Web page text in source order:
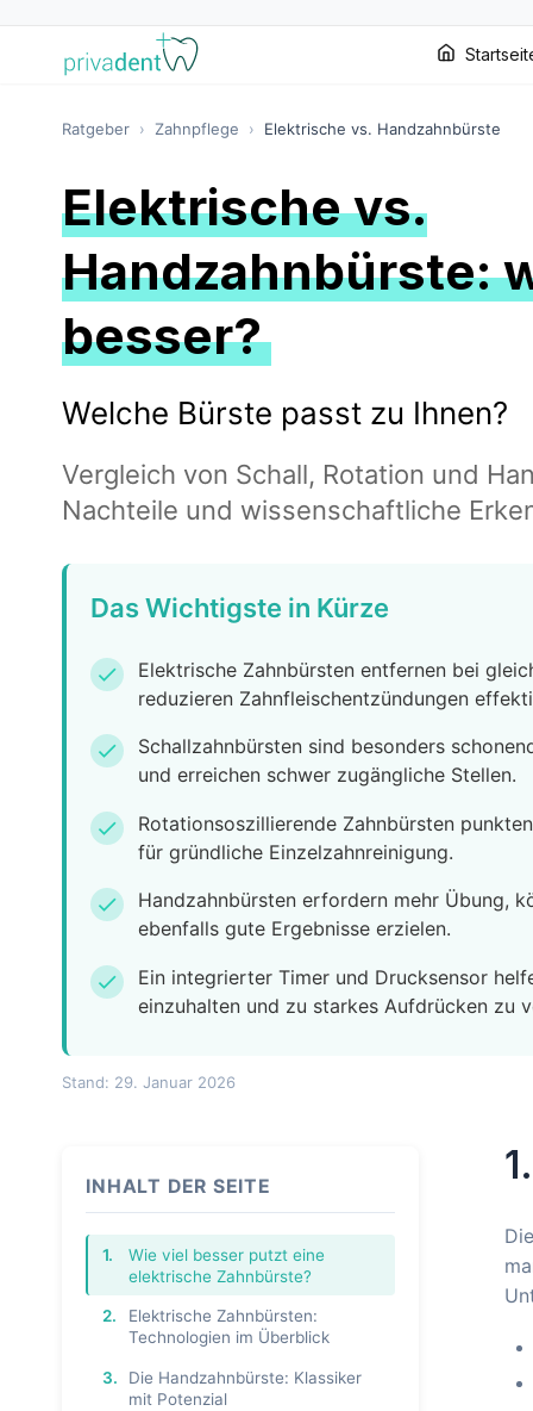
Ratgeber › Zahnpflege › Elektrische vs. Handzahnbürste
Elektrische vs.
Handzahnbürste:
besser?
Welche Bürste passt zu Ihnen?
Vergleich von Schall, Rotation und
Nachteile und wissenschaftliche
Das Wichtigste in Kürze
check
Elektrische Zahnbürsten entfernen bei
reduzieren Zahnfleischentzündungen
check
Schallzahnbürsten sind besonders
und erreichen schwer zugängliche Stellen.
check
Rotationsoszillierende Zahnbürsten
für gründliche Einzelzahnreinigung.
check
Handzahnbürsten erfordern mehr Übung,
ebenfalls gute Ergebnisse erzielen.
check
Ein integrierter Timer und Drucksensor
einzuhalten und zu starkes Aufdrücken zu
Stand: 29. Januar 2026
INHALT DER SEITE
1.
Wie viel besser putzt eine
elektrische Zahnbürste?
2.
Elektrische Zahnbürsten:
Technologien im Überblick
3.
Die Handzahnbürste: Klassiker
mit Potenzial